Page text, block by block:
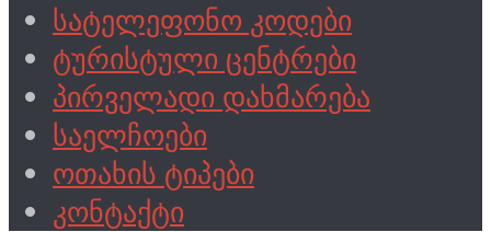
სატელეფონო კოდები
ტურისტული ცენტრები
პირველადი დახმარება
საელჩოები
ოთახის ტიპები
კონტაქტი